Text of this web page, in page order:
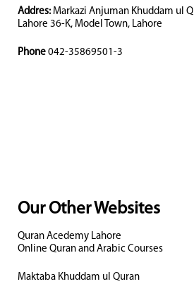
Addres: Markazi Anjuman Khuddam ul
Lahore 36-K, Model Town, Lahore
Phone 042-35869501-3
Our Other Websites
Quran Acedemy Lahore
Online Quran and Arabic Courses
Maktaba Khuddam ul Quran